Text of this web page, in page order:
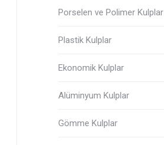
Porselen ve Polimer Kulplar
Plastik Kulplar
Ekonomik Kulplar
Alüminyum Kulplar
Gömme Kulplar